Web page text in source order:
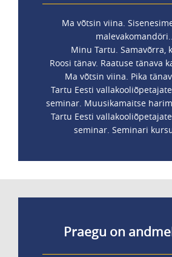
Ma võtsin viina.
Minu Tartu. Samavõrra,
Roosi tänav. Raatuse tänava
Ma võtsin viina. Pika
Tartu Eesti
seminar. Muusikamaitse
Tartu Eesti
seminar. Seminari
Praegu on